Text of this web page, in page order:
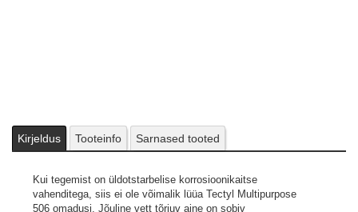
Kirjeldus Tooteinfo Sarnased tooted
Kui tegemist on üldotstarbelise korrosioonikaitse
vahenditega, siis ei ole võimalik lüüa Tectyl Multipurpose
506 omadusi. Jõuline vett tõrjuv aine on sobiv